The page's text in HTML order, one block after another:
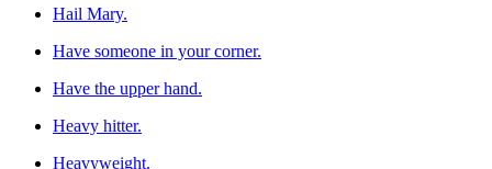
Hail Mary.
Have someone in your corner.
Have the upper hand.
Heavy hitter.
Heavyweight.